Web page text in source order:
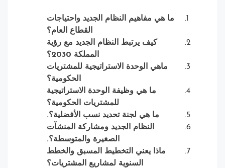
ما هي مفاهيم النظام الجديد واحتياجات
القطاع العام؟
كيف يرتبط النظام الجديد مع رؤية
ماهي الوحدة الاستراتيجية للمشتريات
ما هي وظيفة الوحدة الاستراتيجية
للمشتريات الحكومية؟
ما هي لجنة تحديد نسب الأفضلية؟.
النظام الجديد ومشاركة المنشآت
الصغيرة والمتوسطة؟.
ماذا يعني التخطيط المسبق والخطط
السنوية لمشاريع المشتريات؟